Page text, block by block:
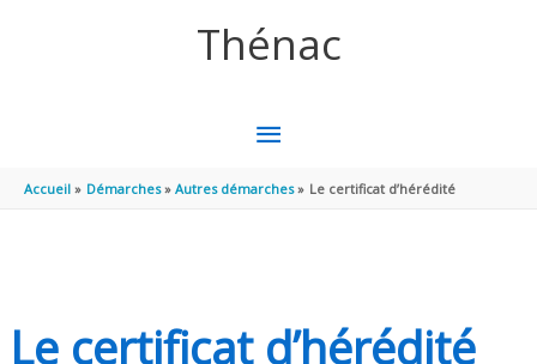
Thénac
MENU
PRINCIPAL
Accueil Démarches Autres démarches Le certificat d’hérédité
Le certificat d’hérédité